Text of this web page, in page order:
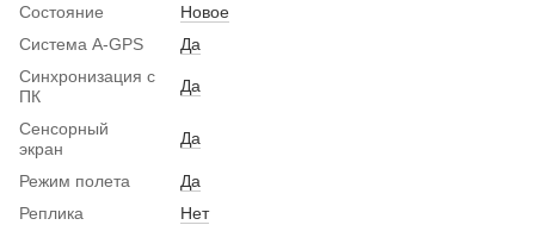
Состояние
Новое
Система A-GPS
Да
Синхронизация с
ПК
Да
Сенсорный
экран
Да
Режим полета
Да
Реплика
Нет